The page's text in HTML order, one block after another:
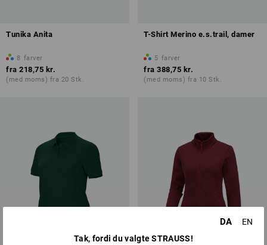
Tunika Anita
8 farver
fra 218,75 kr.
(med moms) fra 20 Stk.
T-Shirt Merino e.s.trail, damer
5 farver
fra 388,75 kr.
(med moms) fra 10 Stk.
DA
EN
Tak, fordi du valgte STRAUSS!